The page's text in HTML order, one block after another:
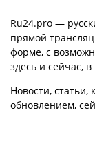
Ru24.pro —
прямой
форме, с
здесь и сейчас,
Новости,
обновлением,